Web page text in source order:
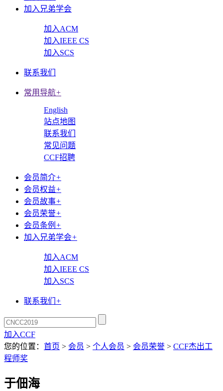
加入兄弟学会
加入ACM
加入IEEE CS
加入SCS
联系我们
常用导航+
English
站点地图
联系我们
常见问题
CCF招聘
会员简介+
会员权益+
会员故事+
会员荣誉+
会员条例 +
加入兄弟学会+
加入ACM
加入IEEE CS
加入SCS
联系我们 +
加入CCF
您的位置： 首页 > 会员 > 个人会员 > 会员荣誉 > CCF杰出工
程师奖
于佃海